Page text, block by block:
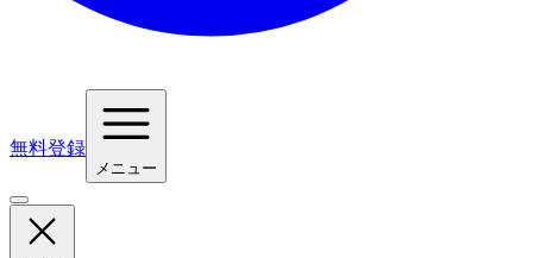
無料登録
メニュー